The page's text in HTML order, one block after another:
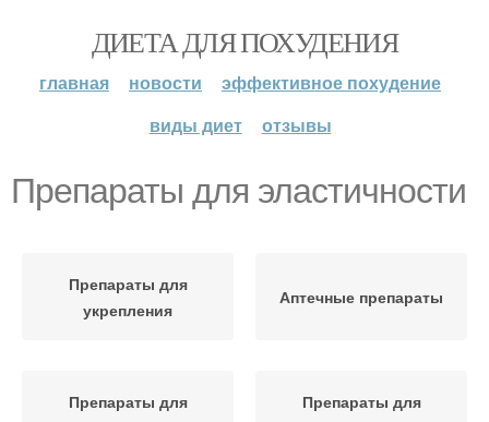
ДИЕТА ДЛЯ ПОХУДЕНИЯ
главная новости
эффективное похудение
виды диет
отзывы
Препараты для эластичности
Препараты для
укрепления
Аптечные препараты
Препараты для
Препараты для